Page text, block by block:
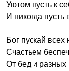
Уютом пусть к
И никогда пусть
Бог пускай всех
Счастьем
От бед и разных